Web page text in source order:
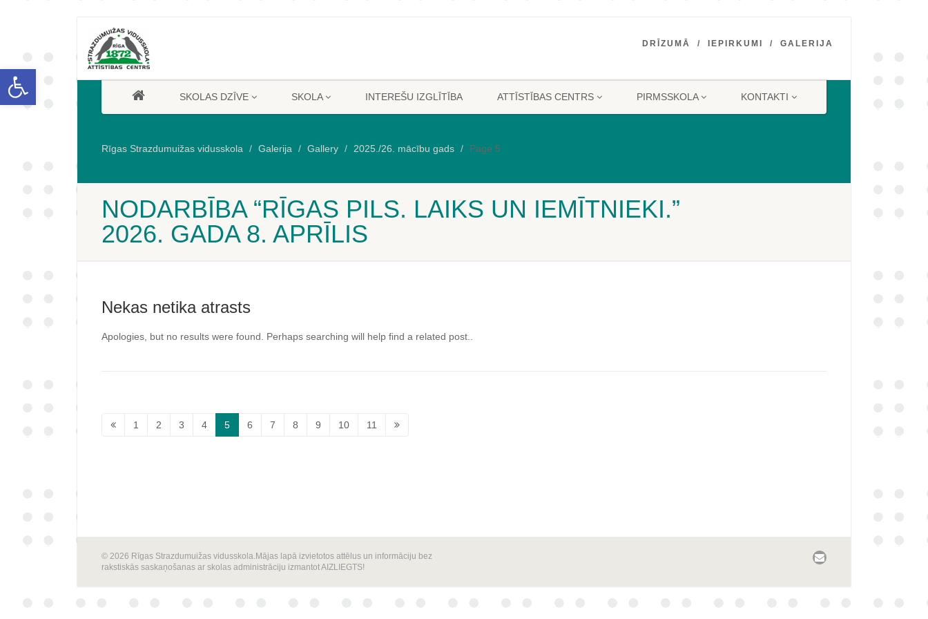
Open toolbar
DRĪZUMĀ IEPIRKUMI GALERIJA
SKOLAS DZĪVE SKOLA INTEREŠU IZGLĪTĪBA ATTĪSTĪBAS CENTRS PIRMSSKOLA KONTAKTI
Rīgas Strazdumuižas vidusskola Galerija Gallery 2025./26. mācību gads Page 5
NODARBĪBA “RĪGAS PILS. LAIKS UN IEMĪTNIEKI.”
2026. GADA 8. APRĪLIS
Nekas netika atrasts
Apologies, but no results were found. Perhaps searching will help find a related post..
1 2 3 4 5 6 7 8 9 10 11
© 2026 Rīgas Strazdumuižas vidusskola.Mājas lapā izvietotos attēlus un informāciju bez
rakstiskās saskaņošanas ar skolas administrāciju izmantot AIZLIEGTS!